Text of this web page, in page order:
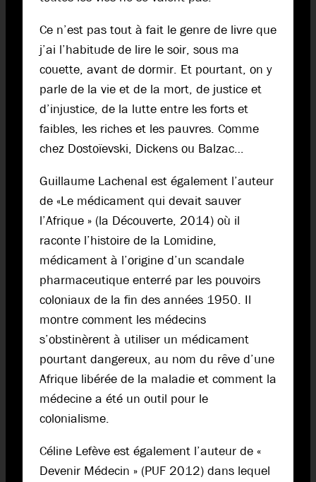
Ce n’est pas tout à fait le genre de livre que
j’ai l’habitude de lire le soir, sous ma
couette, avant de dormir. Et pourtant, on y
parle de la vie et de la mort, de justice et
d’injustice, de la lutte entre les forts et
faibles, les riches et les pauvres. Comme
chez Dostoïevski, Dickens ou Balzac…
Guillaume Lachenal est également l’auteur
de «Le médicament qui devait sauver
l’Afrique » (la Découverte, 2014) où il
raconte l’histoire de la Lomidine,
médicament à l’origine d’un scandale
pharmaceutique enterré par les pouvoirs
coloniaux de la fin des années 1950. Il
montre comment les médecins
s’obstinèrent à utiliser un médicament
pourtant dangereux, au nom du rêve d’une
Afrique libérée de la maladie et comment la
médecine a été un outil pour le
colonialisme.
Céline Lefève est également l’auteur de «
Devenir Médecin » (PUF 2012) dans lequel